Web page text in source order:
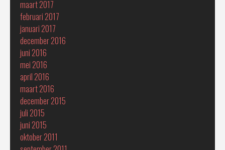
maart 2017
februari 2017
januari 2017
december 2016
juni 2016
mei 2016
april 2016
maart 2016
december 2015
juli 2015
juni 2015
oktober 2011